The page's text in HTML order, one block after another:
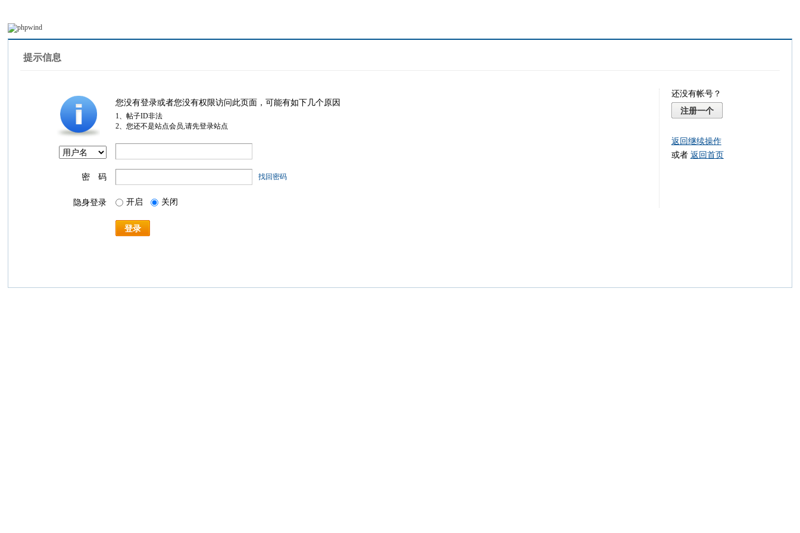
提示信息
您没有登录或者您没有权限访问此页面，可能有如下几个原因
1、帖子ID非法
2、您还不是站点会员,请先登录站点
密 码 找回密码
隐身登录 开启 关闭
登录
还没有帐号？
注册一个
返回继续操作
或者 返回首页